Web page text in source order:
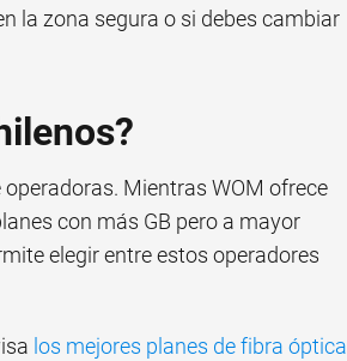
la zona segura o si debes cambiar
Mientras WOM ofrece
con más GB pero a mayor
elegir entre estos operadores
los mejores planes de fibra óptica